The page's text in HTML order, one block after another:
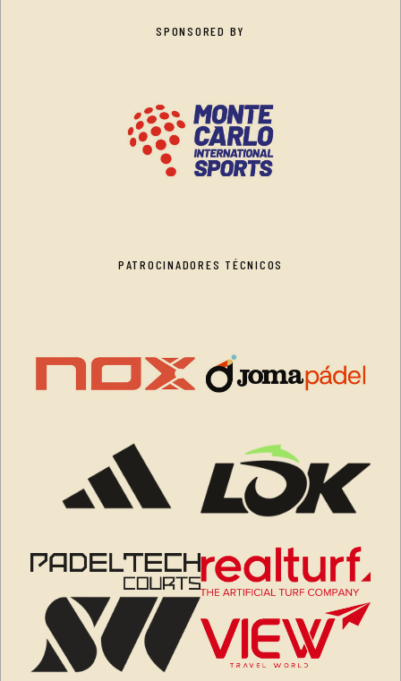
SPONSORED BY
PATROCINADORES TÉCNICOS